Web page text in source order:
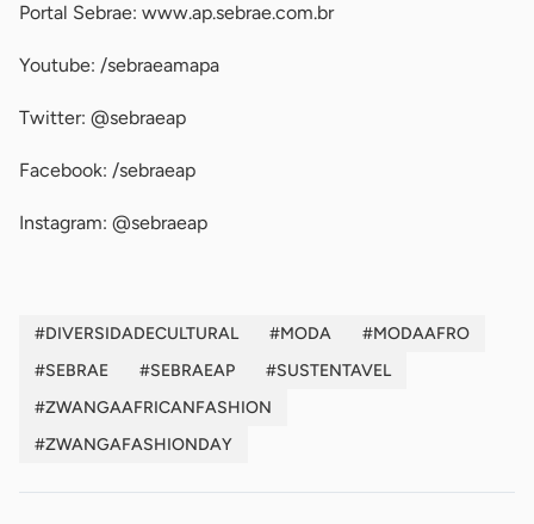
Portal Sebrae: www.ap.sebrae.com.br
Youtube: /sebraeamapa
Twitter: @sebraeap
Facebook: /sebraeap
Instagram: @sebraeap
#DIVERSIDADECULTURAL #MODA
#MODAAFRO
#SEBRAE
#SEBRAEAP
#SUSTENTAVEL
#ZWANGAAFRICANFASHION
#ZWANGAFASHIONDAY